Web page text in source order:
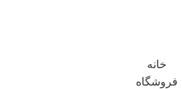
خانه
فروشگاه